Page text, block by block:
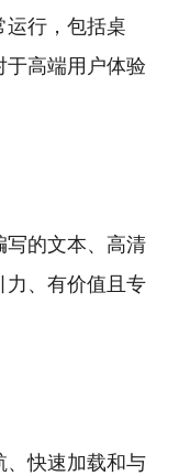
行，包括桌
高端用户体验
写的文本、高清
力、有价值且专
、快速加载和与